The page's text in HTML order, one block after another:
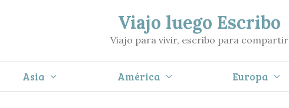
Viajo luego Escribo
Viajo para vivir, escribo para compartir
Asia América Europa